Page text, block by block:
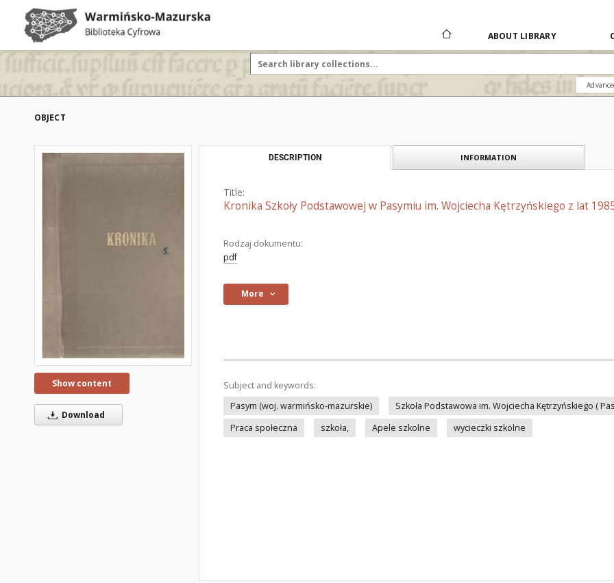
ABOUT LIBRARY
OBJECT
Show content
Download
DESCRIPTION INFORMATION
Title:
Kronika Szkoły Podstawowej w Pasymiu im. Wojciecha Kętrzyńskiego z lat
Rodzaj dokumentu:
pdf
More
Subject and keywords:
Pasym (woj. warmińsko-mazurskie)
Szkoła Podstawowa im. Wojciecha Kętrzyńskiego (
Praca społeczna
szkoła, Apele szkolne wycieczki szkolne